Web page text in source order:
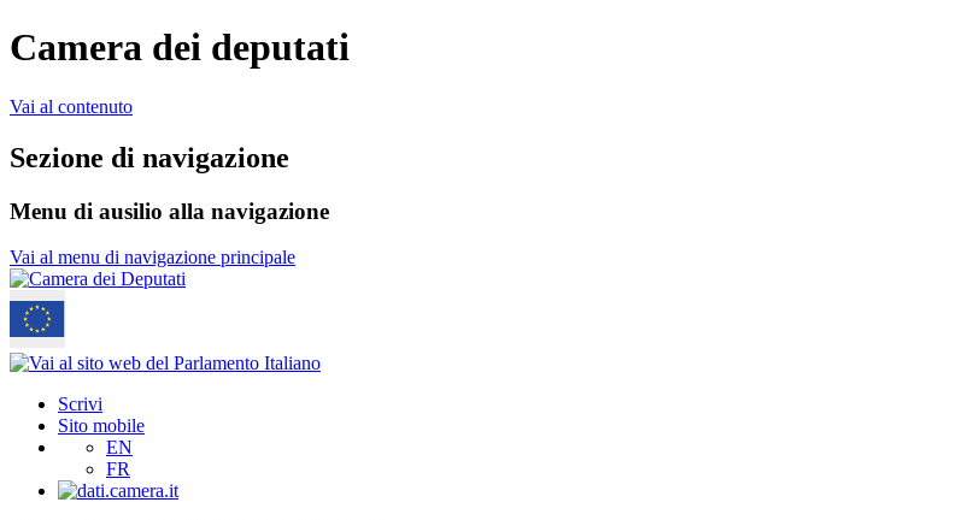
Camera dei deputati
Vai al contenuto
Sezione di navigazione
Menu di ausilio alla navigazione
Vai al menu di navigazione principale
Scrivi
Sito mobile
EN
FR